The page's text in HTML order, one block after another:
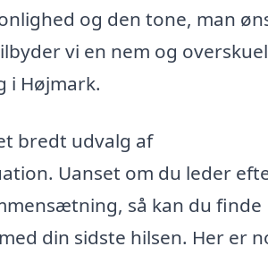
og den tone, man
vi en nem og
i Højmark.
bredt udvalg af
Uanset om du leder
så kan du finde
din sidste hilsen. Her er